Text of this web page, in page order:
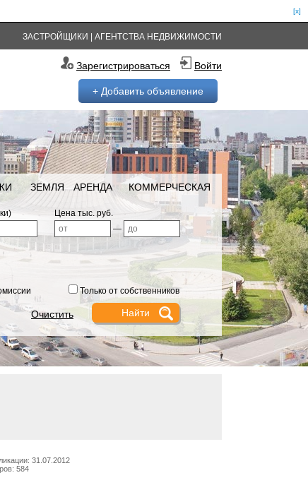
[x]
ЗАСТРОЙЩИКИ АГЕНТСТВА НЕДВИЖИМОСТИ
Зарегистрироваться Войти
+ Добавить объявление
ЗЕМЛЯ АРЕНДА КОММЕРЧЕСКАЯ
Цена тыс. руб.
—
Только от собственников
Очистить
31.07.2012
584